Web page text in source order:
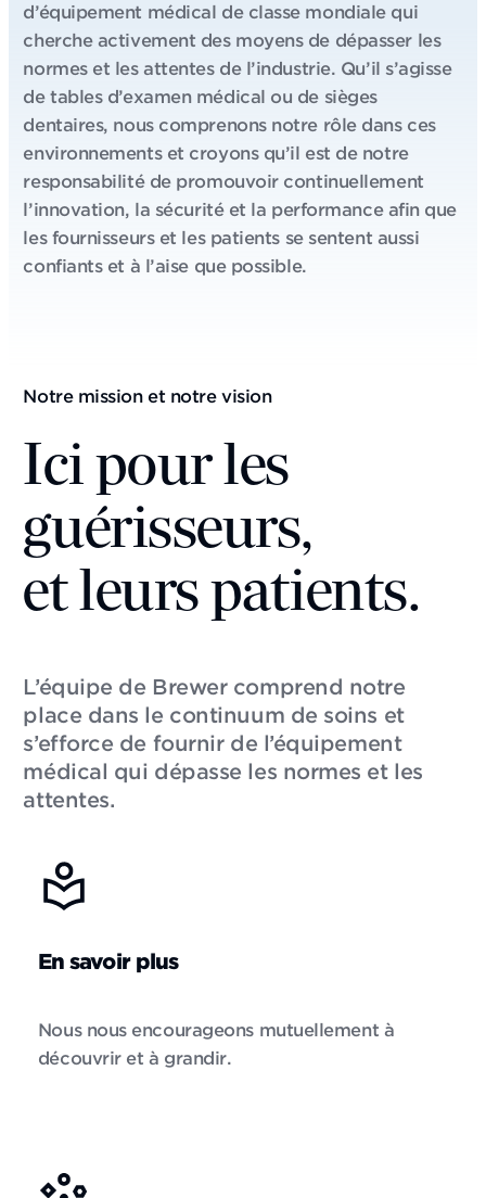
d’équipement médical de classe mondiale qui
cherche activement des moyens de dépasser les
normes et les attentes de l’industrie. Qu’il s’agisse
de tables d’examen médical ou de sièges
dentaires, nous comprenons notre rôle dans ces
environnements et croyons qu’il est de notre
responsabilité de promouvoir continuellement
l’innovation, la sécurité et la performance afin que
les fournisseurs et les patients se sentent aussi
confiants et à l’aise que possible.
Notre mission et notre vision
Ici pour les
guérisseurs,
et leurs patients.
L’équipe de Brewer comprend notre
place dans le continuum de soins et
s’efforce de fournir de l’équipement
médical qui dépasse les normes et les
attentes.
En savoir plus
Nous nous encourageons mutuellement à
découvrir et à grandir.